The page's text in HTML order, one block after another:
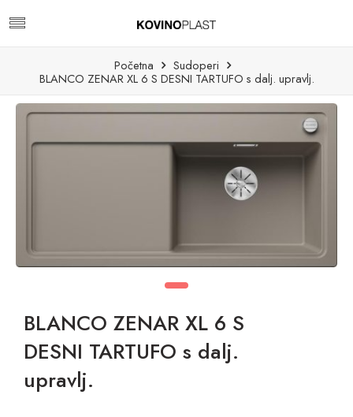
Početna
Sudoperi
BLANCO ZENAR XL 6 S DESNI TARTUFO s dalj. upravlj.
BLANCO ZENAR XL 6 S
DESNI TARTUFO s dalj.
upravlj.